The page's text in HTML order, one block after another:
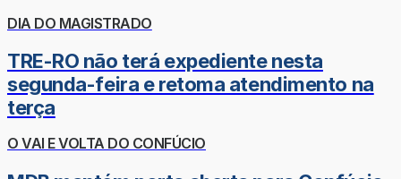
DIA DO MAGISTRADO
TRE-RO não terá expediente nesta
segunda-feira e retoma atendimento na
terça
O VAI E VOLTA DO CONFÚCIO